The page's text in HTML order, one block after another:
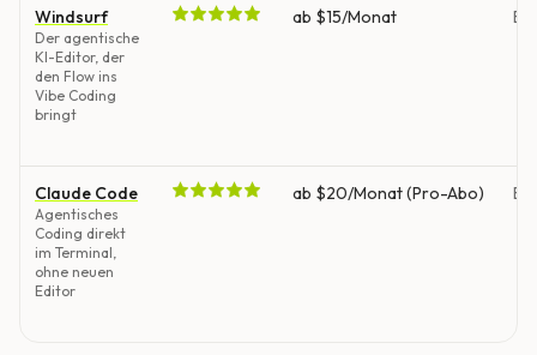
Windsurf
Der agentische
KI-Editor, der
den Flow ins
Vibe Coding
bringt
ab $15/Monat
Claude Code
Agentisches
Coding direkt
im Terminal,
ohne neuen
Editor
ab $20/Monat (Pro-Abo)